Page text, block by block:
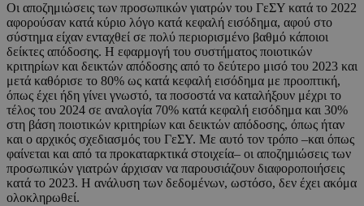
Οι αποζημιώσεις των προσωπικών γιατρών του ΓεΣΥ κατά το 2022
αφορούσαν κατά κύριο λόγο κατά κεφαλή εισόδημα, αφού στο
σύστημα είχαν ενταχθεί σε πολύ περιορισμένο βαθμό κάποιοι
δείκτες απόδοσης. Η εφαρμογή του συστήματος ποιοτικών
κριτηρίων και δεικτών απόδοσης από το δεύτερο μισό του 2023 και
μετά καθόρισε το 80% ως κατά κεφαλή εισόδημα με προοπτική,
όπως έχει ήδη γίνει γνωστό, τα ποσοστά να καταλήξουν μέχρι το
τέλος του 2024 σε αναλογία 70% κατά κεφαλή εισόδημα και 30%
στη βάση ποιοτικών κριτηρίων και δεικτών απόδοσης, όπως ήταν
και ο αρχικός σχεδιασμός του ΓεΣΥ. Με αυτό τον τρόπο –και όπως
φαίνεται και από τα προκαταρκτικά στοιχεία– οι αποζημιώσεις των
προσωπικών γιατρών άρχισαν να παρουσιάζουν διαφοροποιήσεις
κατά το 2023. Η ανάλυση των δεδομένων, ωστόσο, δεν έχει ακόμα
ολοκληρωθεί.